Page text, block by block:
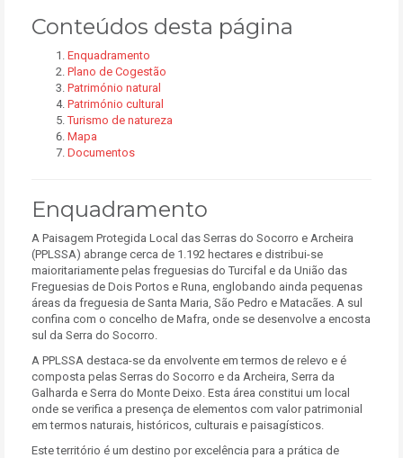
Conteúdos desta página
Enquadramento
Plano de Cogestão
Património natural
Património cultural
Turismo de natureza
Mapa
Documentos
Enquadramento
A Paisagem Protegida Local das Serras do Socorro e Archeira
(PPLSSA) abrange cerca de 1.192 hectares e distribui-se
maioritariamente pelas freguesias do Turcifal e da União das
Freguesias de Dois Portos e Runa, englobando ainda pequenas
áreas da freguesia de Santa Maria, São Pedro e Matacães. A sul
confina com o concelho de Mafra, onde se desenvolve a encosta
sul da Serra do Socorro.
A PPLSSA destaca-se da envolvente em termos de relevo e é
composta pelas Serras do Socorro e da Archeira, Serra da
Galharda e Serra do Monte Deixo. Esta área constitui um local
onde se verifica a presença de elementos com valor patrimonial
em termos naturais, históricos, culturais e paisagísticos.
Este território é um destino por excelência para a prática de